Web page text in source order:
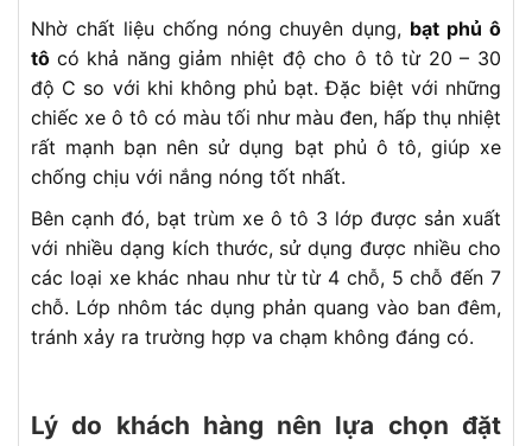
Nhờ chất liệu chống nóng chuyên dụng, bạt phủ ô
tô có khả năng giảm nhiệt độ cho ô tô từ 20 – 30
độ C so với khi không phủ bạt. Đặc biệt với những
chiếc xe ô tô có màu tối như màu đen, hấp thụ nhiệt
rất mạnh bạn nên sử dụng bạt phủ ô tô, giúp xe
chống chịu với nắng nóng tốt nhất.
Bên cạnh đó, bạt trùm xe ô tô 3 lớp được sản xuất
với nhiều dạng kích thước, sử dụng được nhiều cho
các loại xe khác nhau như từ từ 4 chỗ, 5 chỗ đến 7
chỗ. Lớp nhôm tác dụng phản quang vào ban đêm,
tránh xảy ra trường hợp va chạm không đáng có.
Lý do khách hàng nên lựa chọn đặt